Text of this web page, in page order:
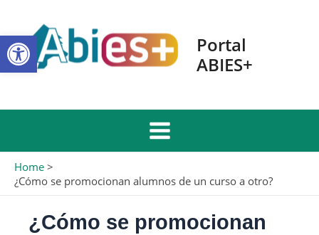
Open toolbar
content
Portal
ABIES+
Main
Menu
Home
¿Cómo se promocionan alumnos de un curso a otro?
¿Cómo se promocionan